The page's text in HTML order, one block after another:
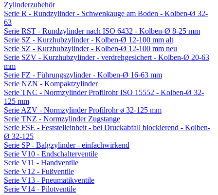
Zylinderzubehör
Serie R - Rundzylinder - Schwenkauge am Boden - Kolben-Ø 32-
63
Serie RST - Rundzylinder nach ISO 6432 - Kolben-Ø 8-25 mm
Serie SZ - Kurzhubzylinder - Kolben-Ø 12-100 mm alt
Serie SZ - Kurzhubzylinder - Kolben-Ø 12-100 mm neu
Serie SZV - Kurzhubzylinder - verdrehgesichert - Kolben-Ø 20-63
mm
Serie FZ - Führungszylinder - Kolben-Ø 16-63 mm
Serie NZN - Kompaktzylinder
Serie TNC - Normzylinder Profilrohr ISO 15552 - Kolben-Ø 32-
125 mm
Serie AZV - Normzylinder Profilrohr ø 32-125 mm
Serie TNZ - Normzylinder Zugstange
Serie FSE - Feststelleinheit - bei Druckabfall blockierend - Kolben-
Ø 32-125
Serie SP - Balgzylinder - einfachwirkend
Serie V10 - Endschalterventile
Serie V11 - Handventile
Serie V12 - Fußventile
Serie V13 - Pneumatikventile
Serie V14 - Pilotventile